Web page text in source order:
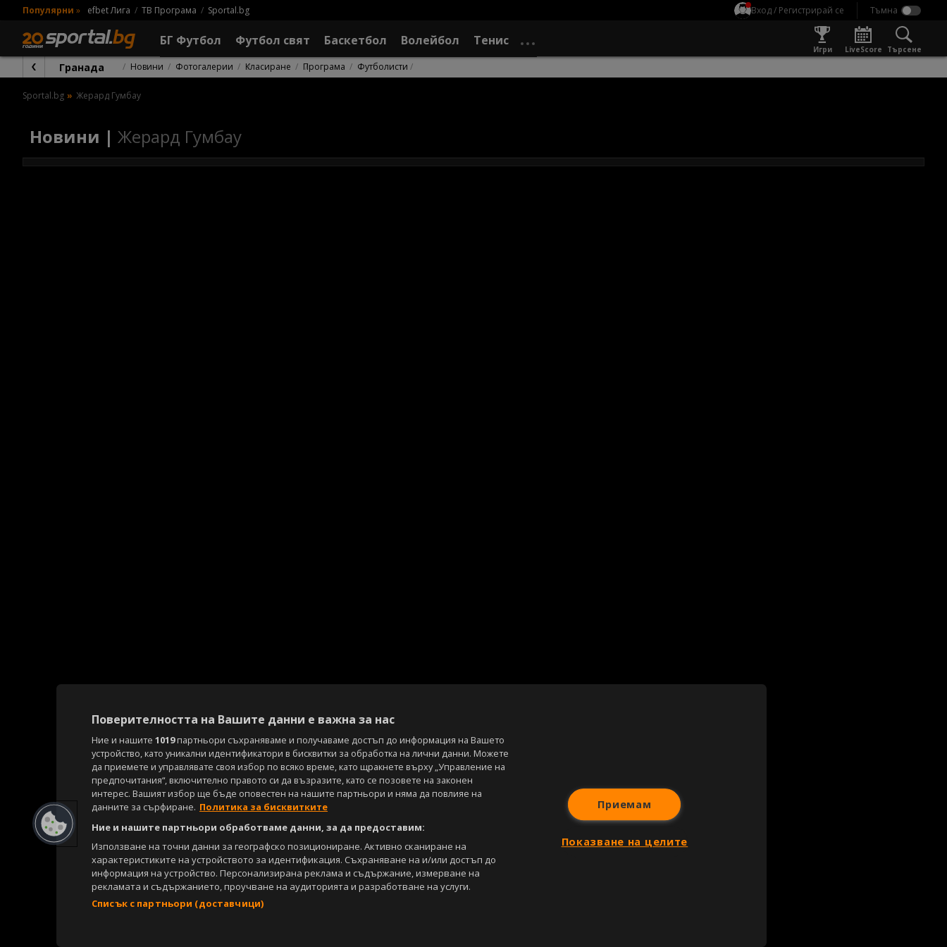
Популярни » efbet Лига ТВ Програма Sportal.bg Вход / Регистрирай се
БГ Футбол Футбол свят Баскетбол Волейбол Тенис
Игри LiveScore Търсене
Гранада Новини Фотогалерии Класиране Програма Футболисти
Sportal.bg Жерард Гумбау
Новини | Жерард Гумбау
Поверителността на Вашите данни е важна за нас
Ние и нашите 1019партньори съхраняваме и получаваме достъп до информация на Вашето
устройство, като уникални идентификатори в бисквитки за обработка на лични данни. Можете
да приемете и управлявате своя избор по всяко време, като щракнете върху „Управление на
предпочитания“, включително правото си да възразите, като се позовете на законен
интерес. Вашият избор ще бъде оповестен на нашите партньори и няма да повлияе на
данните за сърфиране. Политика за бисквитките
Ние и нашите партньори обработваме данни, за да предоставим:
Използване на точни данни за географско позициониране. Активно сканиране на
характеристиките на устройството за идентификация. Съхраняване на и/или достъп до
информация на устройство. Персонализирана реклама и съдържание, измерване на
рекламата и съдържанието, проучване на аудиторията и разработване на услуги.
Списък с партньори (доставчици)
Приемам
Показване на целите